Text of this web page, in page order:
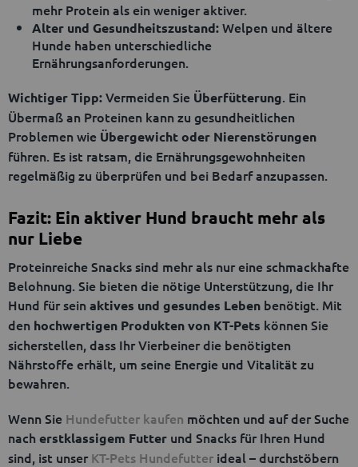
mehr Protein als ein weniger aktiver.
Alter und Gesundheitszustand:Welpen und ältere
Hunde haben unterschiedliche
Ernährungsanforderungen.
Wichtiger Tipp:Vermeiden Sie Überfütterung. Ein
Übermaß an Proteinen kann zu gesundheitlichen
Problemen wie Übergewicht oder Nierenstörungen
führen. Es ist ratsam, die Ernährungsgewohnheiten
regelmäßig zu überprüfen und bei Bedarf anzupassen.
Fazit: Ein aktiver Hund braucht mehr als
nur Liebe
Proteinreiche Snacks sind mehr als nur eine schmackhafte
Belohnung. Sie bieten die nötige Unterstützung, die Ihr
Hund für seinaktives und gesundes Leben benötigt. Mit
den hochwertigen Produkten von KT-Pets können Sie
sicherstellen, dass Ihr Vierbeiner die benötigten
Nährstoffe erhält, um seine Energie und Vitalität zu
bewahren.
Wenn Sie Hundefutter kaufen möchten und auf der Suche
nacherstklassigem Futter und Snacks für Ihren Hund
sind, ist unserKT-Pets Hundefutter ideal – durchstöbern